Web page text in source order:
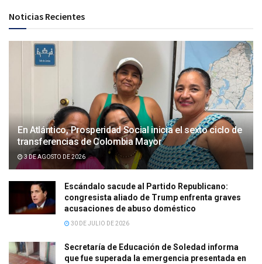
Noticias Recientes
En Atlántico, Prosperidad Social inicia el sexto ciclo de
transferencias de Colombia Mayor
3 DE AGOSTO DE 2026
Escándalo sacude al Partido Republicano:
congresista aliado de Trump enfrenta graves
acusaciones de abuso doméstico
30 DE JULIO DE 2026
Secretaría de Educación de Soledad informa
que fue superada la emergencia presentada en